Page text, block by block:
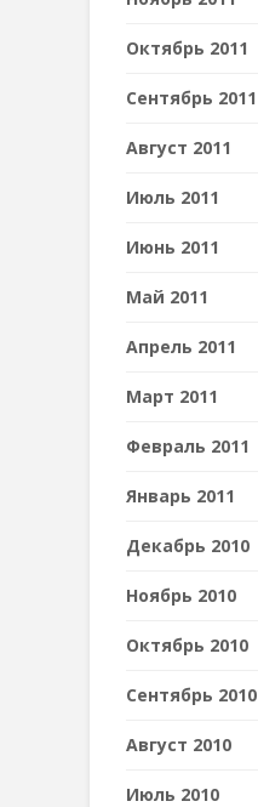
Октябрь 2011
Сентябрь 2011
Август 2011
Июль 2011
Июнь 2011
Май 2011
Апрель 2011
Март 2011
Февраль 2011
Январь 2011
Декабрь 2010
Ноябрь 2010
Октябрь 2010
Сентябрь 2010
Август 2010
Июль 2010